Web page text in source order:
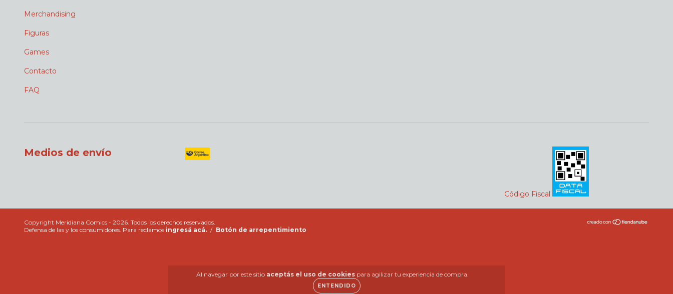
Al navegar por este sitio aceptás el uso de cookies para agilizar tu experiencia de compra.
ENTENDIDO
Merchandising
Figuras
Games
Contacto
FAQ
Medios de envío
Código Fiscal
Copyright Meridiana Comics - 2026. Todos los derechos reservados.
Defensa de las y los consumidores. Para reclamos ingresá acá. / Botón de arrepentimiento